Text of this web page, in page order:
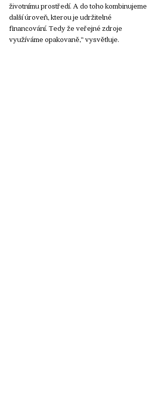
životnímu prostředí. A do toho kombinujeme
další úroveň, kterou je udržitelné
financování. Tedy že veřejné zdroje
využíváme opakovaně,“ vysvětluje.